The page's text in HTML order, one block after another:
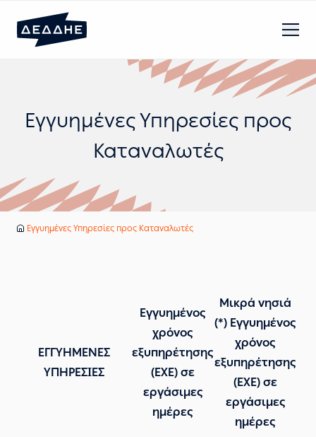
Εγγυημένες Υπηρεσίες προς
Καταναλωτές
Αρχική
Εγγυημένες Υπηρεσίες προς Καταναλωτές
ΕΓΓΥΗΜΕΝΕΣ
ΥΠΗΡΕΣΙΕΣ
Εγγυημένος
χρόνος
εξυπηρέτησης
(ΕΧΕ) σε
εργάσιμες
ημέρες
Μικρά νησιά
(*) Εγγυημένος
χρόνος
εξυπηρέτησης
(ΕΧΕ) σε
εργάσιμες
ημέρες